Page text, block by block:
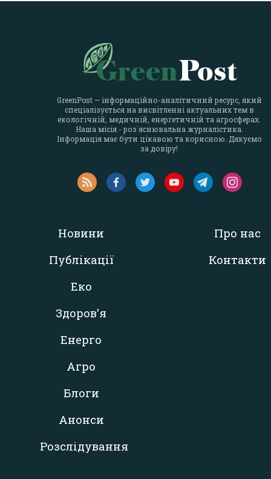
GreenPost — інформаційно-аналітичний ресурс, який
спеціалізується на висвітленні актуальних тем в
екологічній, медичній, енергетичній та агросферах.
Наша місія - роз`яснювальна журналістика.
Інформація має бути цікавою та корисною. Дякуємо
за довіру!
Новини
Публікації
Еко
Здоров'я
Енерго
Агро
Блоги
Анонси
Розслідування
Про нас
Контакти